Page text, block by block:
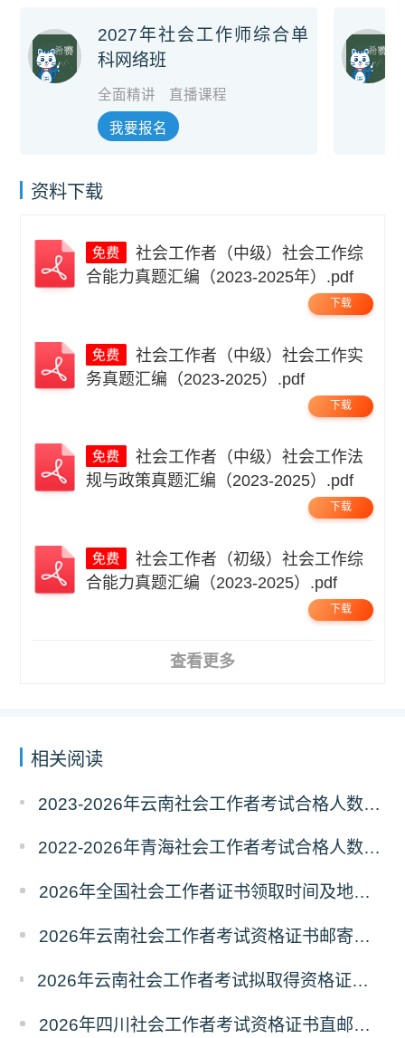
2027年社会工作师综合单
科网络班
全面精讲 直播课程
我要报名
资料下载
社会工作者（中级）社会工作综
合能力真题汇编（2023-2025年）.pdf
下载
社会工作者（中级）社会工作实
务真题汇编（2023-2025）.pdf
下载
社会工作者（中级）社会工作法
规与政策真题汇编（2023-2025）.pdf
下载
社会工作者（初级）社会工作综
合能力真题汇编（2023-2025）.pdf
下载
查看更多
相关阅读
2023-2026年云南社会工作者考试合格人数统计及分析
2022-2026年青海社会工作者考试合格人数统计及分析
2026年全国社会工作者证书领取时间及地点汇总
2026年云南社会工作者考试资格证书邮寄领取的通知
2026年云南社会工作者考试拟取得资格证书人员使用告知承诺制情况的公示
2026年四川社会工作者考试资格证书直邮领取的通知